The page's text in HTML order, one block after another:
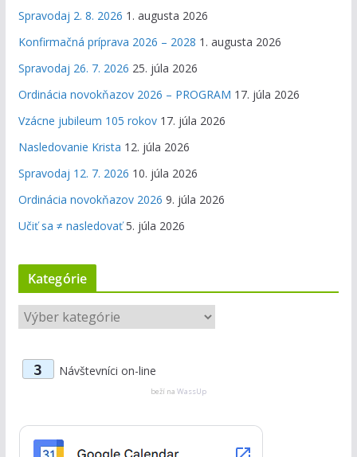
Spravodaj 2. 8. 2026 1. augusta 2026
Konfirmačná príprava 2026 – 2028 1. augusta 2026
Spravodaj 26. 7. 2026 25. júla 2026
Ordinácia novokňazov 2026 – PROGRAM 17. júla 2026
Vzácne jubileum 105 rokov 17. júla 2026
Nasledovanie Krista 12. júla 2026
Spravodaj 12. 7. 2026 10. júla 2026
Ordinácia novokňazov 2026 9. júla 2026
Učiť sa ≠ nasledovať 5. júla 2026
Kategórie
K
a
r
3 Návštevníci on-line
beží na WassUp